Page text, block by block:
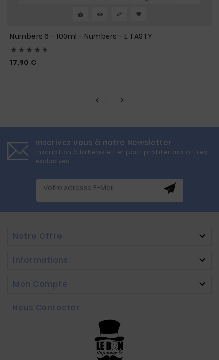
Numbers 6 - 100ml - Numbers - E TASTY
    
17,90 €
Inscrivez vous à notre Newsletter
Inscription à la Newsletter pour profiter aux offres
exclusives
Notre Offre 
Informations 
Mon Compte 
Nous Contacter